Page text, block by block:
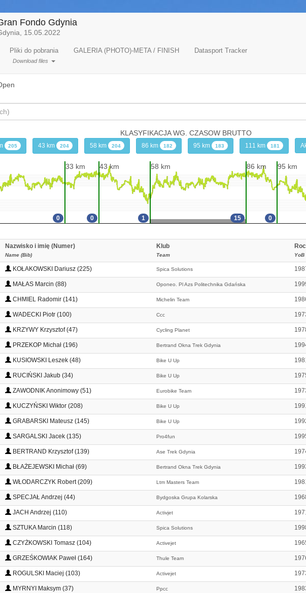
Fondo Gdynia
15.05.2022
Pliki do pobrania
Download files
GALERIA (PHOTO)-META / FINISH Datasport Tracker
KLASYFIKACJA WG. CZASOW BRUTTO
205 43 km 204 58 km 204 86 km 182 95 km 183 111 km 181
0
33 km
0
43 km
1
58 km
15
86 km
0
95 km
Nazwisko i imię (Numer)
Name (Bib)
Klub
Team YoB
KOŁAKOWSKI Dariusz (225) Spica Solutions
MAŁAS Marcin (88) Oponeo. Pl Azs Politechnika Gdańska
CHMIEL Radomir (141) Michelin Team
WADECKI Piotr (100) Ccc
KRZYWY Krzysztof (47) Cycling Planet
PRZEKOP Michał (196) Bertrand Okna Trek Gdynia
KUSIOWSKI Leszek (48) Bike U Up
RUCIŃSKI Jakub (34) Bike U Up
ZAWODNIK Anonimowy (51) Eurobike Team
KUCZYŃSKI Wiktor (208) Bike U Up
GRABARSKI Mateusz (145) Bike U Up
SARGALSKI Jacek (135) Pro4fun
BERTRAND Krzysztof (139) Ase Trek Gdynia
BŁAŻEJEWSKI Michał (69) Bertrand Okna Trek Gdynia
WŁODARCZYK Robert (209) Ltm Masters Team
SPECJAŁ Andrzej (44) Bydgoska Grupa Kolarska
JACH Andrzej (110) Activjet
SZTUKA Marcin (118) Spica Solutions
CZYŻKOWSKI Tomasz (104) Activejet
GRZEŚKOWIAK Paweł (164) Thule Team
ROGULSKI Maciej (103) Activejet
MYRNYI Maksym (37) Ppcc